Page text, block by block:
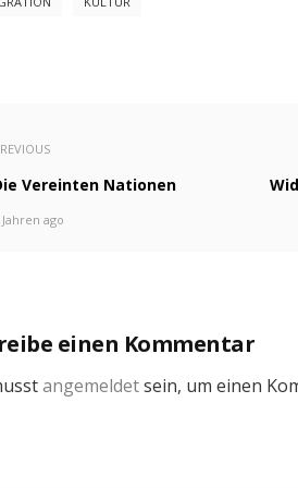
Vereinten Nationen
Jahren ago
einen Kommentar
angemeldetsein, um einen